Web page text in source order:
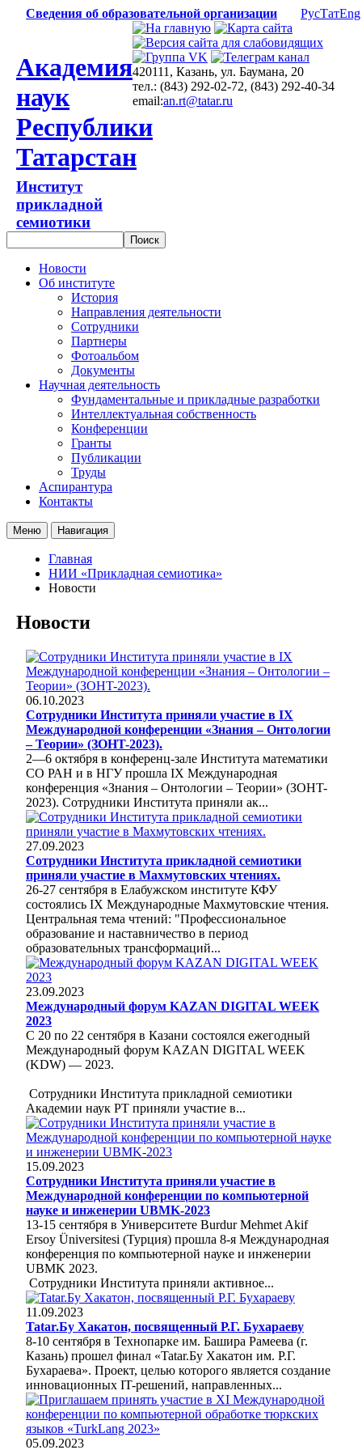
Сведения об образовательной организации РусТатEng
Академия
наук
Республики
Татарстан
Институт
прикладной
семиотики
420111, Казань, ул. Баумана, 20
тел.: (843) 292-02-72, (843) 292-40-34
email:an.rt@tatar.ru
Новости
Об институте
История
Направления деятельности
Сотрудники
Партнеры
Фотоальбом
Документы
Научная деятельность
Фундаментальные и прикладные разработки
Интеллектуальная собственность
Конференции
Гранты
Публикации
Труды
Аспирантура
Контакты
Меню Навигация
Главная
НИИ «Прикладная семиотика»
Новости
Новости
06.10.2023
Сотрудники Института приняли участие в IX
Международной конференции «Знания – Онтологии
– Теории» (ЗОНT-2023).
2—6 октября в конференц-зале Института математики
СО РАН и в НГУ прошла IX Международная
конференция «Знания – Онтологии – Теории» (ЗОНT-
2023). Сотрудники Института приняли ак...
27.09.2023
Сотрудники Института прикладной семиотики
приняли участие в Махмутовских чтениях.
26-27 сентября в Елабужском институте КФУ
состоялись IX Международные Махмутовские чтения.
Центральная тема чтений: "Профессиональное
образование и наставничество в период
образовательных трансформаций...
23.09.2023
Международный форум KAZAN DIGITAL WEEK
2023
С 20 по 22 сентября в Казани состоялся ежегодный
Международный форум KAZAN DIGITAL WEEK
(KDW) — 2023.
Сотрудники Института прикладной семиотики
Академии наук РТ приняли участие в...
15.09.2023
Сотрудники Института приняли участие в
Международной конференции по компьютерной
науке и инженерии UBMK-2023
13-15 сентября в Университете Burdur Mehmet Akif
Ersoy Üniversitesi (Турция) прошла 8-я Международная
конференция по компьютерной науке и инженерии
UBMK 2023.
Сотрудники Института приняли активное...
11.09.2023
Tatar.Бу Хакатон, посвященный Р.Г. Бухараеву
8-10 сентября в Технопарке им. Башира Рамеева (г.
Казань) прошел финал «Tatar.Бу Хакатон им. Р.Г.
Бухараева». Проект, целью которого является создание
инновационных IT-решений, направленных...
05.09.2023